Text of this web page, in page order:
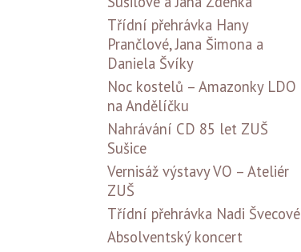
Třídní přehrávka Hany
Prančlové, Jana Šimona a
Daniela Švíky
Noc kostelů – Amazonky LDO
na Andělíčku
Nahrávání CD 85 let ZUŠ
Sušice
Vernisáž výstavy VO – Ateliér
ZUŠ
Třídní přehrávka Nadi Švecové
Absolventský koncert